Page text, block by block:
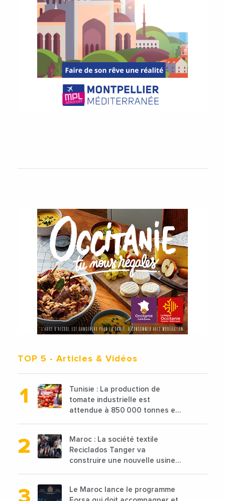
TOP 5 - Articles & Vidéos
Tunisie : La production de
tomate industrielle est
attendue à 850 000 tonnes en
Maroc : La société textile
Reciclados Tanger va
construire une nouvelle usine
Le Maroc lance le programme